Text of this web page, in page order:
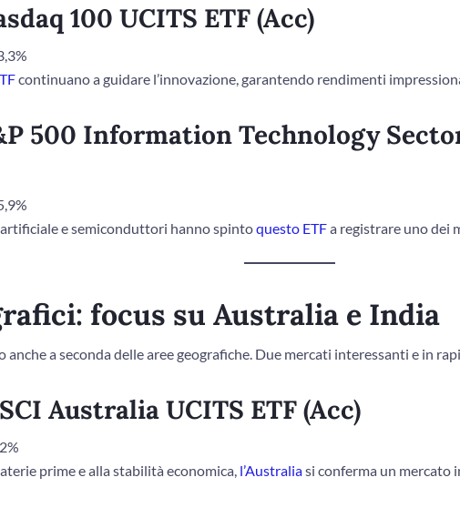
100 UCITS ETF (Acc)
continuano a guidare l’innovazione, garantendo rendimenti
500 Information Technology
e semiconduttori hanno spintoquesto ETFa registrare uno dei
focus su Australia e India
anche a seconda delle aree geografiche. Due mercati interessanti e in
Australia UCITS ETF (Acc)
prime e alla stabilità economica, l’Australiasi conferma un mercato